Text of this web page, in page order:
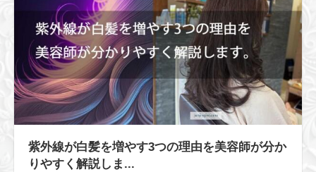
紫外線が白髪を増やす3つの理由を美容師が分か
りやすく解説しま...